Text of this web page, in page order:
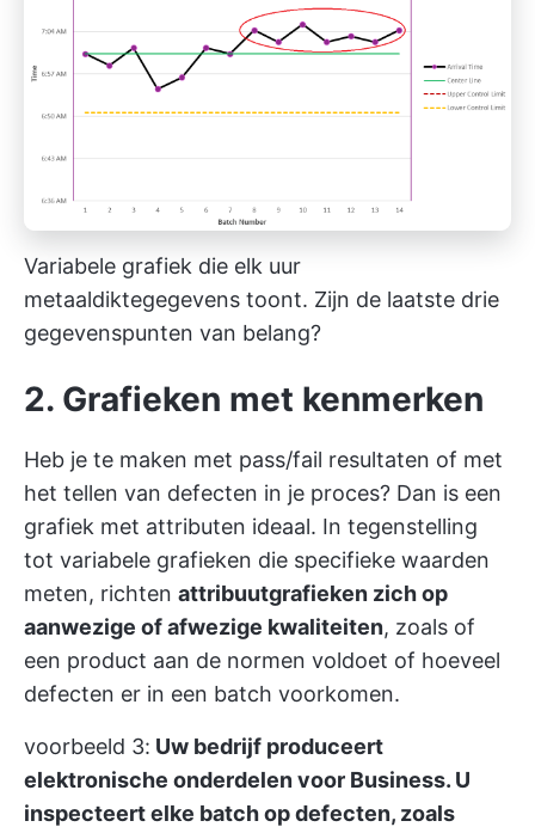
Variabele grafiek die elk uur
metaaldiktegegevens toont. Zijn de laatste drie
gegevenspunten van belang?
2. Grafieken met kenmerken
Heb je te maken met pass/fail resultaten of met
het tellen van defecten in je proces? Dan is een
grafiek met attributen ideaal. In tegenstelling
tot variabele grafieken die specifieke waarden
meten, richten attribuutgrafieken zich op
aanwezige of afwezige kwaliteiten, zoals of
een product aan de normen voldoet of hoeveel
defecten er in een batch voorkomen.
voorbeeld 3: Uw bedrijf produceert
elektronische onderdelen voor Business. U
inspecteert elke batch op defecten, zoals